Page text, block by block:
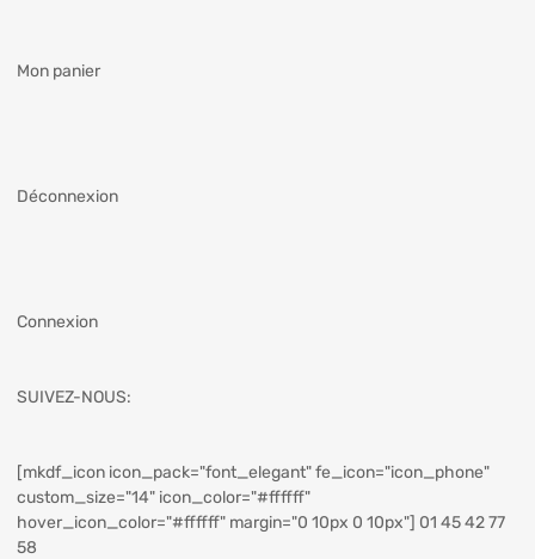
Mon panier
Déconnexion
Connexion
SUIVEZ-NOUS:
[mkdf_icon icon_pack="font_elegant" fe_icon="icon_phone"
custom_size="14" icon_color="#ffffff"
hover_icon_color="#ffffff" margin="0 10px 0 10px"] 01 45 42 77
58